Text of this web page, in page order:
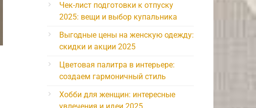
Чек-лист подготовки к отпуску
2025: вещи и выбор купальника
Выгодные цены на женскую одежду:
скидки и акции 2025
Цветовая палитра в интерьере:
создаем гармоничный стиль
Хобби для женщин: интересные